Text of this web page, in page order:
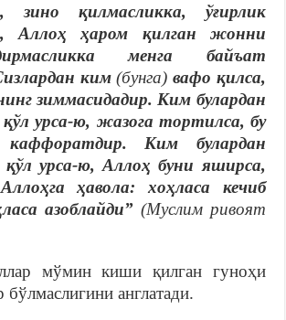
зино қилмасликка, ўғирлик
Аллоҳ ҳаром қилган жонни
менга байъат
ким(бунга) вафо қилса,
зиммасидадир. Ким булардан
урса-ю, жазога тортилса, бу
каффоратдир. Ким булардан
қўл урса-ю, Аллоҳ буни яширса,
ҳавола: хоҳласа кечиб
азоблайди” (Муслим ривоят
мўмин киши қилган гуноҳи
бўлмаслигини англатади.